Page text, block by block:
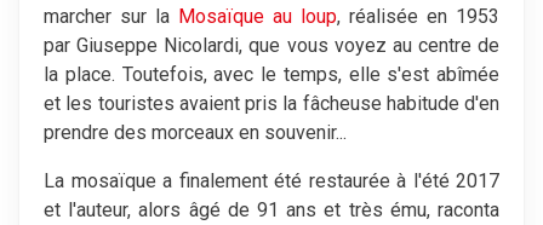
marcher sur la Mosaïque au loup, réalisée en 1953
par Giuseppe Nicolardi, que vous voyez au centre de
la place. Toutefois, avec le temps, elle s'est abîmée
et les touristes avaient pris la fâcheuse habitude d'en
prendre des morceaux en souvenir...
La mosaïque a finalement été restaurée à l'été 2017
et l'auteur, alors âgé de 91 ans et très ému, raconta